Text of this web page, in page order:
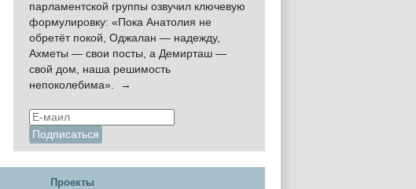
парламентской группы озвучил ключевую
формулировку: «Пока Анатолия не
обретёт покой, Оджалан — надежду,
Ахметы — свои посты, а Демирташ —
свой дом, наша решимость
непоколебима». →
Проекты